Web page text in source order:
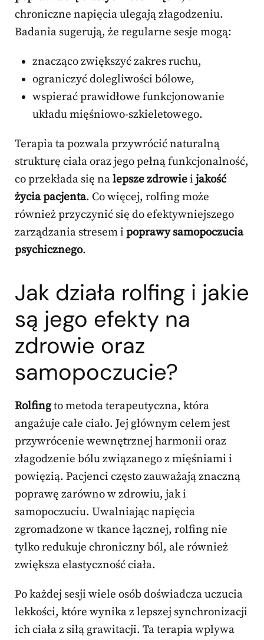
chroniczne napięcia ulegają złagodzeniu.
Badania sugerują, że regularne sesje mogą:
znacząco zwiększyć zakres ruchu,
ograniczyć dolegliwości bólowe,
wspierać prawidłowe funkcjonowanie
układu mięśniowo-szkieletowego.
Terapia ta pozwala przywrócić naturalną
strukturę ciała oraz jego pełną funkcjonalność,
co przekłada się nalepsze zdrowiei jakość
życia pacjenta. Co więcej, rolfing może
również przyczynić się do efektywniejszego
zarządzania stresem i poprawy samopoczucia
psychicznego.
Jak działa rolfing i jakie
są jego efekty na
zdrowie oraz
samopoczucie?
Rolfingto metoda terapeutyczna, która
angażuje całe ciało. Jej głównym celem jest
przywrócenie wewnętrznej harmonii oraz
złagodzenie bólu związanego z mięśniami i
powięzią. Pacjenci często zauważają znaczną
poprawę zarówno w zdrowiu, jak i
samopoczuciu. Uwalniając napięcia
zgromadzone w tkance łącznej, rolfing nie
tylko redukuje chroniczny ból, ale również
zwiększa elastyczność ciała.
Po każdej sesji wiele osób doświadcza uczucia
lekkości, które wynika z lepszej synchronizacji
ich ciała z siłą grawitacji. Ta terapia wpływa